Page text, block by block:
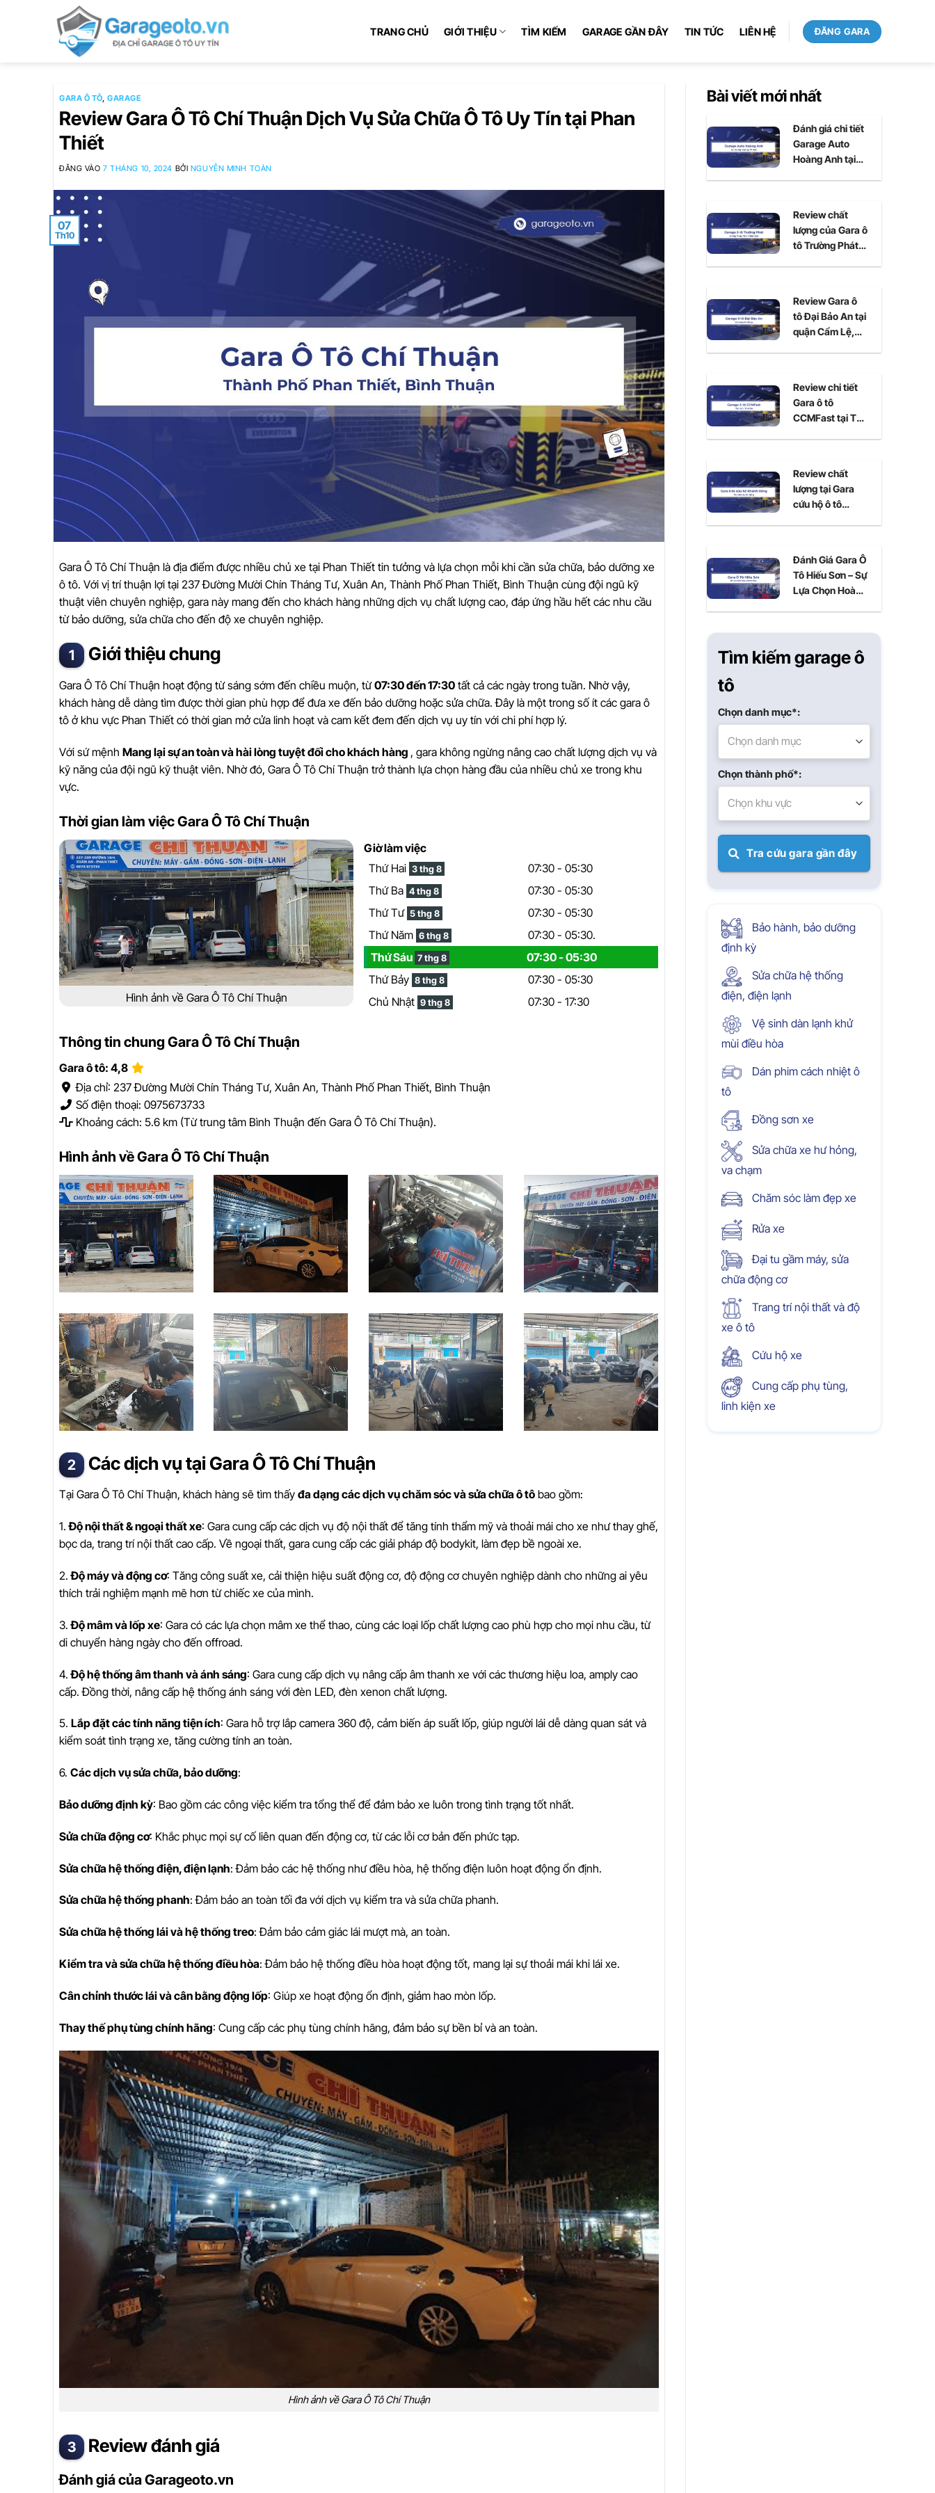
TRANG CHỦ GIỚI THIỆU TÌM KIẾM GARAGE GẦN ĐÂY TIN TỨC LIÊN HỆ ĐĂNG GARA
GARA Ô TÔ,GARAGE
Review Gara Ô Tô Chí Thuận Dịch Vụ Sửa Chữa Ô Tô Uy Tín tại Phan
Thiết
ĐĂNG VÀO7 THÁNG 10, 2024 BỞI NGUYỄN MINH TOÀN
07
Th10
Gara Ô Tô Chí Thuận là địa điểm được nhiều chủ xe tại Phan Thiết tin tưởng và lựa chọn mỗi khi cần sửa chữa, bảo dưỡng xe
ô tô. Với vị trí thuận lợi tại 237 Đường Mười Chín Tháng Tư, Xuân An, Thành Phố Phan Thiết, Bình Thuận cùng đội ngũ kỹ
thuật viên chuyên nghiệp, gara này mang đến cho khách hàng những dịch vụ chất lượng cao, đáp ứng hầu hết các nhu cầu
từ bảo dưỡng, sửa chữa cho đến độ xe chuyên nghiệp.
Giới thiệu chung
Gara Ô Tô Chí Thuận hoạt động từ sáng sớm đến chiều muộn, từ07:30 đến 17:30 tất cả các ngày trong tuần. Nhờ vậy,
khách hàng dễ dàng tìm được thời gian phù hợp để đưa xe đến bảo dưỡng hoặc sửa chữa. Đây là một trong số ít các gara ô
tô ở khu vực Phan Thiết có thời gian mở cửa linh hoạt và cam kết đem đến dịch vụ uy tín với chi phí hợp lý.
Với sứ mệnh Mang lại sự an toàn và hài lòng tuyệt đối cho khách hàng , gara không ngừng nâng cao chất lượng dịch vụ và
kỹ năng của đội ngũ kỹ thuật viên. Nhờ đó, Gara Ô Tô Chí Thuận trở thành lựa chọn hàng đầu của nhiều chủ xe trong khu
vực.
Thời gian làm việc Gara Ô Tô Chí Thuận
Hình ảnh về Gara Ô Tô Chí Thuận
Giờ làm việc
Thứ Hai 3 thg 8
07:30 - 05:30
Thứ Ba 4 thg 8
07:30 - 05:30
Thứ Tư 5 thg 8
07:30 - 05:30
Thứ Năm 6 thg 8
07:30 - 05:30.
Thứ Sáu 7 thg 8
07:30 - 05:30
Thứ Bảy 8 thg 8
07:30 - 05:30
Chủ Nhật 9 thg 8 07:30 - 17:30
Thông tin chung Gara Ô Tô Chí Thuận
Gara ô tô: 4,8
Địa chỉ: 237 Đường Mười Chín Tháng Tư, Xuân An, Thành Phố Phan Thiết, Bình Thuận
Số điện thoại: 0975673733
Khoảng cách: 5.6 km (Từ trung tâm Bình Thuận đến Gara Ô Tô Chí Thuận).
Hình ảnh về Gara Ô Tô Chí Thuận
Các dịch vụ tại Gara Ô Tô Chí Thuận
Tại Gara Ô Tô Chí Thuận, khách hàng sẽ tìm thấy đa dạng các dịch vụ chăm sóc và sửa chữa ô tô bao gồm:
1.Độ nội thất & ngoại thất xe: Gara cung cấp các dịch vụ độ nội thất để tăng tính thẩm mỹ và thoải mái cho xe như thay ghế,
bọc da, trang trí nội thất cao cấp. Về ngoại thất, gara cung cấp các giải pháp độ bodykit, làm đẹp bề ngoài xe.
2.Độ máy và động cơ: Tăng công suất xe, cải thiện hiệu suất động cơ, độ động cơ chuyên nghiệp dành cho những ai yêu
thích trải nghiệm mạnh mẽ hơn từ chiếc xe của mình.
3.Độ mâm và lốp xe: Gara có các lựa chọn mâm xe thể thao, cùng các loại lốp chất lượng cao phù hợp cho mọi nhu cầu, từ
di chuyển hàng ngày cho đến offroad.
4.Độ hệ thống âm thanh và ánh sáng: Gara cung cấp dịch vụ nâng cấp âm thanh xe với các thương hiệu loa, amply cao
cấp. Đồng thời, nâng cấp hệ thống ánh sáng với đèn LED, đèn xenon chất lượng.
5. Lắp đặt các tính năng tiện ích: Gara hỗ trợ lắp camera 360 độ, cảm biến áp suất lốp, giúp người lái dễ dàng quan sát và
kiểm soát tình trạng xe, tăng cường tính an toàn.
6. Các dịch vụ sửa chữa, bảo dưỡng:
Bảo dưỡng định kỳ: Bao gồm các công việc kiểm tra tổng thể để đảm bảo xe luôn trong tình trạng tốt nhất.
Sửa chữa động cơ: Khắc phục mọi sự cố liên quan đến động cơ, từ các lỗi cơ bản đến phức tạp.
Sửa chữa hệ thống điện, điện lạnh: Đảm bảo các hệ thống như điều hòa, hệ thống điện luôn hoạt động ổn định.
Sửa chữa hệ thống phanh: Đảm bảo an toàn tối đa với dịch vụ kiểm tra và sửa chữa phanh.
Sửa chữa hệ thống lái và hệ thống treo: Đảm bảo cảm giác lái mượt mà, an toàn.
Kiểm tra và sửa chữa hệ thống điều hòa: Đảm bảo hệ thống điều hòa hoạt động tốt, mang lại sự thoải mái khi lái xe.
Cân chỉnh thước lái và cân bằng động lốp: Giúp xe hoạt động ổn định, giảm hao mòn lốp.
Thay thế phụ tùng chính hãng: Cung cấp các phụ tùng chính hãng, đảm bảo sự bền bỉ và an toàn.
Hình ảnh về Gara Ô Tô Chí Thuận
Review đánh giá
Đánh giá của Garageoto.vn
Bài viết mới nhất
Đánh giá chi tiết
Garage Auto
Hoàng Anh tại
Review chất
lượng của Gara ô
tô Trường Phát
Review Gara ô
tô Đại Bảo An tại
quận Cẩm Lệ,
Review chi tiết
Gara ô tô
CCMFast tại Thủ
Review chất
lượng tại Gara
cứu hộ ô tô
Đánh Giá Gara Ô
Tô Hiếu Sơn – Sự
Lựa Chọn Hoàn
Tìm kiếm garage ô
tô
Chọn danh mục*:
Chọn danh mục
Chọn thành phố*:
Chọn khu vực
Tra cứu gara gần đây
Bảo hành, bảo dưỡng
định kỳ
Sửa chữa hệ thống
điện, điện lạnh
Vệ sinh dàn lạnh khử
mùi điều hòa
Dán phim cách nhiệt ô
tô
Đồng sơn xe
Sửa chữa xe hư hỏng,
va chạm
Chăm sóc làm đẹp xe
Rửa xe
Đại tu gầm máy, sửa
chữa động cơ
Trang trí nội thất và độ
xe ô tô
Cứu hộ xe
Cung cấp phụ tùng,
linh kiện xe